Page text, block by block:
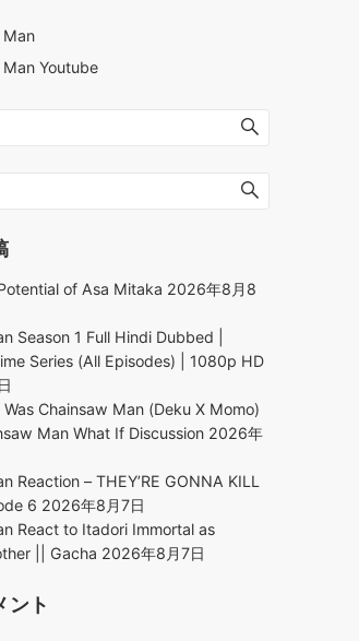
Man
Youtube
of Asa Mitaka 2026年8月8
Season 1 Full Hindi Dubbed |
Series (All Episodes) | 1080p HD
Chainsaw Man (Deku X Momo)
Man What If Discussion 2026年
Reaction – THEY’RE GONNA KILL
6 2026年8月7日
React to Itadori Immortal as
|| Gacha 2026年8月7日
ント